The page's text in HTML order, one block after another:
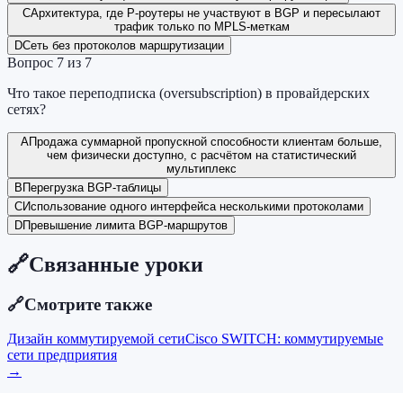
CАрхитектура, где P-роутеры не участвуют в BGP и пересылают
трафик только по MPLS-меткам
DСеть без протоколов маршрутизации
Вопрос 7 из 7
Что такое переподписка (oversubscription) в провайдерских
сетях?
AПродажа суммарной пропускной способности клиентам больше,
чем физически доступно, с расчётом на статистический
мультиплекс
B Перегрузка BGP-таблицы
CИспользование одного интерфейса несколькими протоколами
DПревышение лимита BGP-маршрутов
🔗Связанные уроки
🔗Смотрите также
Дизайн коммутируемой сетиCisco SWITCH: коммутируемые
сети предприятия
→